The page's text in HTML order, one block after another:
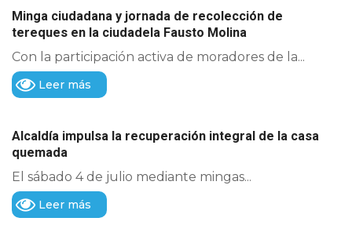
Minga ciudadana y jornada de recolección de
tereques en la ciudadela Fausto Molina
Con la participación activa de moradores de la...
Leer más
Alcaldía impulsa la recuperación integral de la casa
quemada
El sábado 4 de julio mediante mingas...
Leer más